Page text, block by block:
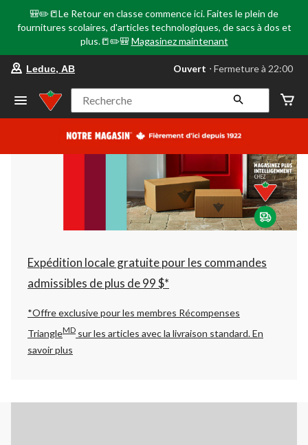
🎒✏️📒Le Retour en classe commence ici. Faites le plein de
fournitures scolaires, d'articles technologiques, de sacs à dos et
plus.📒✏️🎒 Magasinez maintenant
votre
préféré
Leduc,
AB,
courament
Fermeture
à
22:00
cliquer
pour
changer
Leduc, AB Ouvert ⋅ Fermeture à 22:00
Recherche
Expédition locale gratuite pour les commandes
admissibles de plus de 99 $*
*Offre exclusive pour les membres Récompenses
TriangleMD sur les articles avec la livraison standard.En
savoir plus